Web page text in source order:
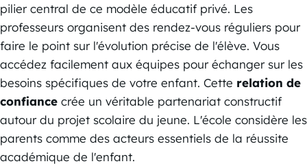
pilier central de ce modèle éducatif privé. Les
professeurs organisent des rendez-vous réguliers pour
faire le point sur l'évolution précise de l'élève. Vous
accédez facilement aux équipes pour échanger sur les
besoins spécifiques de votre enfant. Cette relation de
confiance crée un véritable partenariat constructif
autour du projet scolaire du jeune. L'école considère les
parents comme des acteurs essentiels de la réussite
académique de l'enfant.